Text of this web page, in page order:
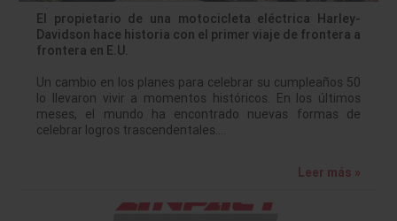
El propietario de una motocicleta eléctrica Harley-
Davidson hace historia con el primer viaje de frontera a
frontera en E.U.
Un cambio en los planes para celebrar su cumpleaños 50
lo llevaron vivir a momentos históricos. En los últimos
meses, el mundo ha encontrado nuevas formas de
celebrar logros trascendentales.…
Leer más »